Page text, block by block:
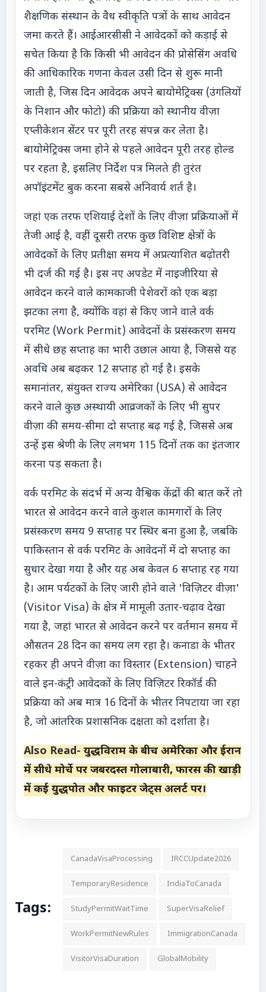
शैक्षणिक संस्थान के वैध स्वीकृति पत्रों के साथ आवेदन
जमा करते हैं। आईआरसीसी ने आवेदकों को कड़ाई से
सचेत किया है कि किसी भी आवेदन की प्रोसेसिंग अवधि
की आधिकारिक गणना केवल उसी दिन से शुरू मानी
जाती है, जिस दिन आवेदक अपने बायोमेट्रिक्स (उंगलियों
के निशान और फोटो) की प्रक्रिया को स्थानीय वीज़ा
एप्लीकेशन सेंटर पर पूरी तरह संपन्न कर लेता है।
बायोमेट्रिक्स जमा होने से पहले आवेदन पूरी तरह होल्ड
पर रहता है, इसलिए निर्देश पत्र मिलते ही तुरंत
अपॉइंटमेंट बुक करना सबसे अनिवार्य शर्त है।
जहां एक तरफ एशियाई देशों के लिए वीज़ा प्रक्रियाओं में
तेजी आई है, वहीं दूसरी तरफ कुछ विशिष्ट क्षेत्रों के
आवेदकों के लिए प्रतीक्षा समय में अप्रत्याशित बढ़ोतरी
भी दर्ज की गई है। इस नए अपडेट में नाइजीरिया से
आवेदन करने वाले कामकाजी पेशेवरों को एक बड़ा
झटका लगा है, क्योंकि वहां से किए जाने वाले वर्क
परमिट (Work Permit) आवेदनों के प्रसंस्करण समय
में सीधे छह सप्ताह का भारी उछाल आया है, जिससे यह
अवधि अब बढ़कर 12 सप्ताह हो गई है। इसके
समानांतर, संयुक्त राज्य अमेरिका (USA) से आवेदन
करने वाले कुछ अस्थायी आव्रजकों के लिए भी सुपर
वीज़ा की समय-सीमा दो सप्ताह बढ़ गई है, जिससे अब
उन्हें इस श्रेणी के लिए लगभग 115 दिनों तक का इंतजार
करना पड़ सकता है।
वर्क परमिट के संदर्भ में अन्य वैश्विक केंद्रों की बात करें तो
भारत से आवेदन करने वाले कुशल कामगारों के लिए
प्रसंस्करण समय 9 सप्ताह पर स्थिर बना हुआ है, जबकि
पाकिस्तान से वर्क परमिट के आवेदनों में दो सप्ताह का
सुधार देखा गया है और यह अब केवल 6 सप्ताह रह गया
है। आम पर्यटकों के लिए जारी होने वाले 'विज़िटर वीज़ा'
(Visitor Visa) के क्षेत्र में मामूली उतार-चढ़ाव देखा
गया है, जहां भारत से आवेदन करने पर वर्तमान समय में
औसतन 28 दिन का समय लग रहा है। कनाडा के भीतर
रहकर ही अपने वीज़ा का विस्तार (Extension) चाहने
वाले इन-कंट्री आवेदकों के लिए विज़िटर रिकॉर्ड की
प्रक्रिया को अब मात्र 16 दिनों के भीतर निपटाया जा रहा
है, जो आंतरिक प्रशासनिक दक्षता को दर्शाता है।
Also Read- युद्धविराम के बीच अमेरिका और ईरान
में सीधे मोर्चे पर जबरदस्त गोलाबारी, फारस की खाड़ी
में कई युद्धपोत और फाइटर जेट्स अलर्ट पर।
Tags:
CanadaVisaProcessing IRCCUpdate2026
TemporaryResidence IndiaToCanada
StudyPermitWaitTime SuperVisaRelief
WorkPermitNewRules ImmigrationCanada
VisitorVisaDuration GlobalMobility